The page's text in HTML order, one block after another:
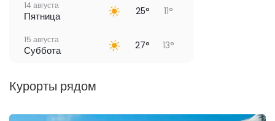
14 августа
Пятница 25° 11°
15 августа
Суббота 27° 13°
Курорты рядом